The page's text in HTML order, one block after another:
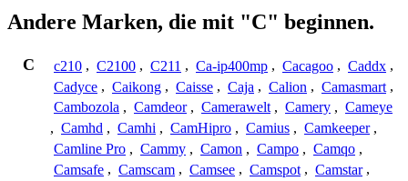
Andere Marken, die mit "C" beginnen.
C c210 , C2100 , C211 , Ca-ip400mp , Cacagoo , Caddx ,
Cadyce , Caikong , Caisse , Caja , Calion , Camasmart ,
Cambozola , Camdeor , Camerawelt , Camery , Cameye
, Camhd , Camhi , CamHipro , Camius , Camkeeper ,
Camline Pro , Cammy , Camon , Campo , Camqo ,
Camsafe , Camscam , Camsee , Camspot , Camstar ,